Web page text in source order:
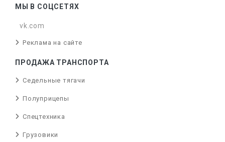
МЫ В СОЦСЕТЯХ
vk.com
Реклама на сайте
ПРОДАЖА ТРАНСПОРТА
Седельные тягачи
Полуприцепы
Спецтехника
Грузовики